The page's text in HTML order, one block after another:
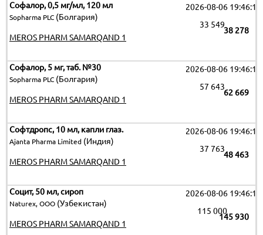
Софалор, 0,5 мг/мл, 120 мл
Sopharma PLC (Болгария)
2026-08-06 19:46:15
38 278
33 549
MEROS PHARM SAMARQAND 1
Софалор, 5 мг, таб. №30
Sopharma PLC (Болгария)
2026-08-06 19:46:15
62 669
57 643
MEROS PHARM SAMARQAND 1
Софтдропс, 10 мл, капли глаз.
Ajanta Pharma Limited (Индия)
2026-08-06 19:46:15
48 463
37 763
MEROS PHARM SAMARQAND 1
Социт, 50 мл, сироп
Naturex, OOO (Узбекистан)
2026-08-06 19:46:15
145 930
115 000
MEROS PHARM SAMARQAND 1